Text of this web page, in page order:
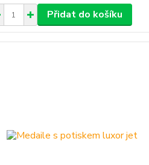
Přidat do košíku